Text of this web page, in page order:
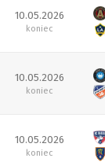
10.05.2026
koniec
10.05.2026
koniec
10.05.2026
koniec